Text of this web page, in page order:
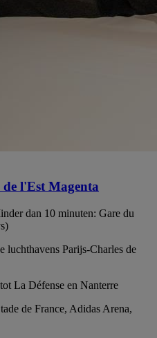
l'Est Magenta
dan 10 minuten: Gare du
luchthavens Parijs-Charles de
La Défense en Nanterre
de France, Adidas Arena,